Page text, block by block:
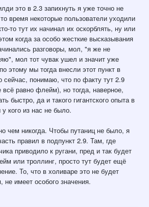
это в 2.3 запихнуть я уже точно не
время некоторые пользователи уходили
то тут их начинал их оскорблять, ну или
когда за особо жесткие высказывания
разговоры, мол, "я же не
мол тот чувак ушел и значит уже
этому мы тогда внесли этот пункт в
сейчас, понимаю, что по факту тут 2.9
равно флейм), но тогда, наверное,
быстро, да и такого гигантского опыта в
кого из нас не было.
чем никогда. Чтобы путаниц не было, я
правил в подпункт 2.9. Там, где
приводило к ругани, пред и так будет
или троллинг, просто тут будет ещё
То, что в холиваре это не будет
не имеет особого значения.